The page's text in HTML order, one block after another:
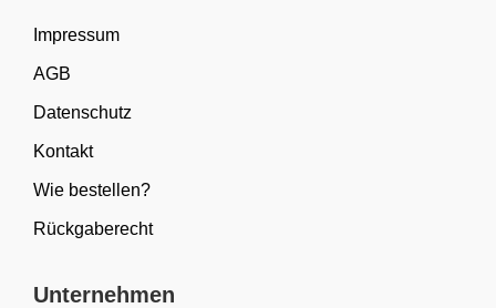
Impressum
AGB
Datenschutz
Kontakt
Wie bestellen?
Rückgaberecht
Unternehmen